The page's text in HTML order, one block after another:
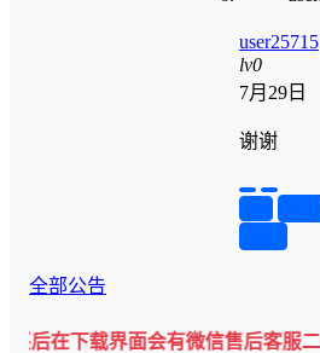
user25715
lv0
7月29日
谢谢
全部公告
界面会有微信售后客服二维码💡